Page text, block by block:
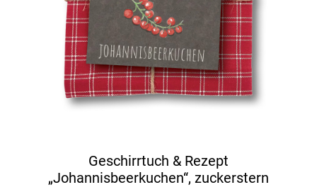
Geschirrtuch & Rezept
„Johannisbeerkuchen“, zuckerstern